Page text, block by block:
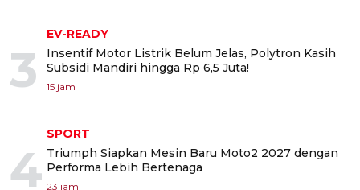
3
EV-READY
Insentif Motor Listrik Belum Jelas, Polytron Kasih
Subsidi Mandiri hingga Rp 6,5 Juta!
15 jam
4
SPORT
Triumph Siapkan Mesin Baru Moto2 2027 dengan
Performa Lebih Bertenaga
23 jam